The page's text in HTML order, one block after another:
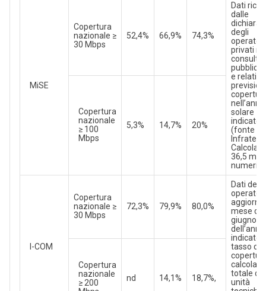
MiSE
Copertura
nazionale ≥
30 Mbps
52,4% 66,9% 74,3%
Dati
dalle
degli
operatori
privati
pubblica
e relativi
nell’anno
solare
indicato
(fonte
Infratel).
36,5
numeri
Copertura
nazionale
≥ 100
Mbps
5,3% 14,7% 20%
I-COM
Copertura
nazionale ≥
30 Mbps
72,3% 79,9% 80,0%
Dati degli
operatori
mese di
giugno
dell’anno
indicato.
tasso di
calcolate
totale
unità
Copertura
nazionale
≥ 200
nd 14,1% 18,7%,